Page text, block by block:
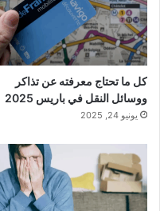
كل ما تحتاج معرفته عن تذاكر
ووسائل النقل في باريس 2025
يونيو 24, 2025